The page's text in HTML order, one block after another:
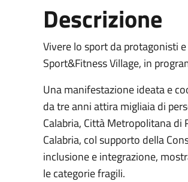
Descrizione
Vivere lo sport da protagonisti
Sport&Fitness Village, in
Una manifestazione ideata e
da tre anni attira migliaia di
Calabria, Città Metropolitana di
Calabria, col supporto della
inclusione e integrazione,
le categorie fragili.